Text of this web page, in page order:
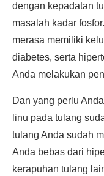
dengan kepadatan
masalah kadar
merasa memiliki
diabetes, serta
Anda melakukan
Dan yang perlu
linu pada tulang
tulang Anda sudah
Anda bebas dari
kerapuhan tulang